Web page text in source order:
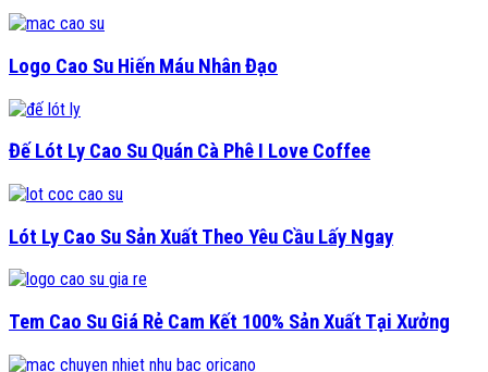
Logo Cao Su Hiến Máu Nhân Đạo
Đế Lót Ly Cao Su Quán Cà Phê I Love Coffee
Lót Ly Cao Su Sản Xuất Theo Yêu Cầu Lấy Ngay
Tem Cao Su Giá Rẻ Cam Kết 100% Sản Xuất Tại Xưởng